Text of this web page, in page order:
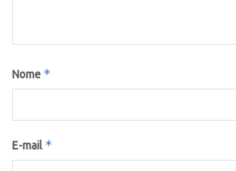
Nome *
E-mail *